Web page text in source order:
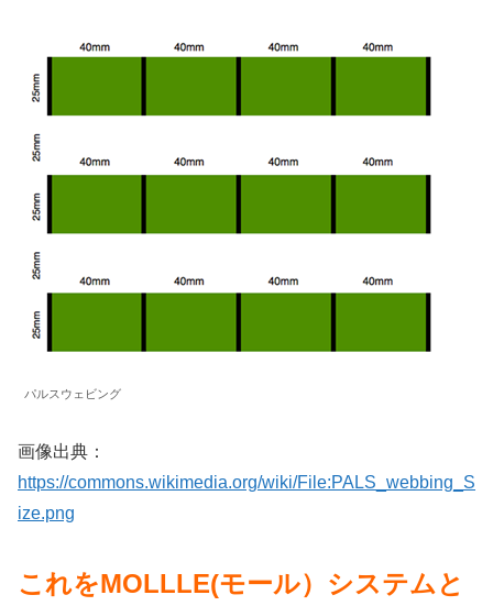
パルスウェビング
画像出典：
https://commons.wikimedia.org/wiki/File:PALS_webbing_S
ize.png
これをMOLLLE(モール）システムと